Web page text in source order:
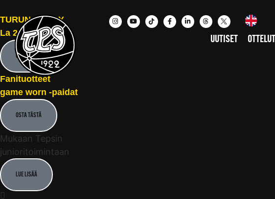
UUTISET OTTELUT
TURUN DERBY
La 22.8. klo 14.00
OSTA LIPUT
Fanituotteet
game worn -paidat
OSTA TÄSTÄ
Mukaan Tepsin
junioritoimintaan
LUE LISÄÄ